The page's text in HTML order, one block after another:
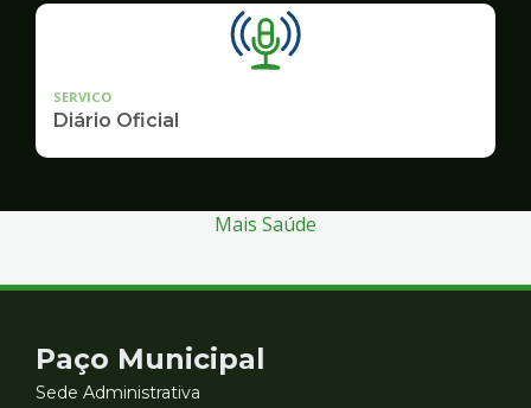
SERVICO
Diário Oficial
Mais Saúde
Contato
Paço Municipal
Sede Administrativa